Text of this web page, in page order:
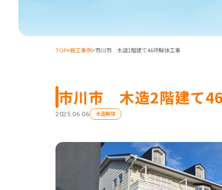
TOP>施工事例>市川市 木造2階建て46坪解体工事
市川市 木造2階建て
2025.06.06 木造解体